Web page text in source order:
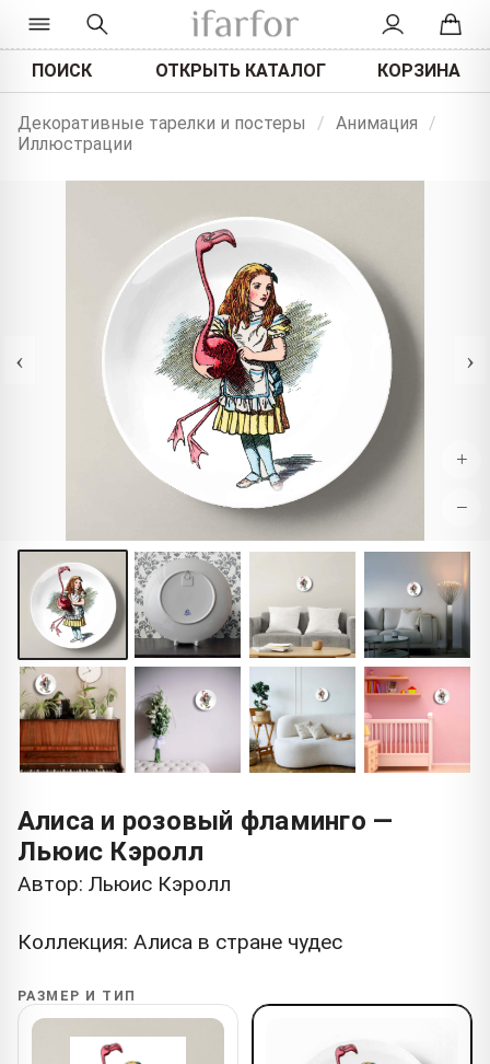
ПОИСК ОТКРЫТЬ КАТАЛОГ КОРЗИНА
Декоративные тарелки и постеры / Анимация
/
Иллюстрации
‹ ›
+
−
Алиса и розовый фламинго —
Льюис Кэролл
Автор: Льюис Кэролл
Коллекция: Алиса в стране чудес
РАЗМЕР И ТИП